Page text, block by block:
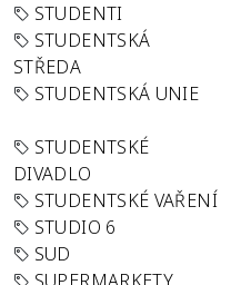
STUDENTI
STUDENTSKÁ
STŘEDA
STUDENTSKÁ UNIE
STUDENTSKÉ
DIVADLO
STUDENTSKÉ VAŘENÍ
STUDIO 6
SUD